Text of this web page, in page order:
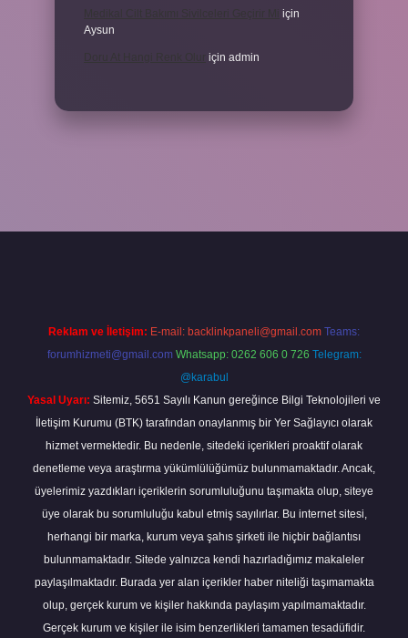
için
Aysun
için admin
Reklam ve İletişim: E-mail: backlinkpaneli@gmail.com Teams:
forumhizmeti@gmail.com Whatsapp: 0262 606 0 726 Telegram:
@karabul
Yasal Uyarı: Sitemiz, 5651 Sayılı Kanun gereğince Bilgi Teknolojileri ve
İletişim Kurumu (BTK) tarafından onaylanmış bir Yer Sağlayıcı olarak
hizmet vermektedir. Bu nedenle, sitedeki içerikleri proaktif olarak
denetleme veya araştırma yükümlülüğümüz bulunmamaktadır. Ancak,
üyelerimiz yazdıkları içeriklerin sorumluluğunu taşımakta olup, siteye
üye olarak bu sorumluluğu kabul etmiş sayılırlar. Bu internet sitesi,
herhangi bir marka, kurum veya şahıs şirketi ile hiçbir bağlantısı
bulunmamaktadır. Sitede yalnızca kendi hazırladığımız makaleler
paylaşılmaktadır. Burada yer alan içerikler haber niteliği taşımamakta
olup, gerçek kurum ve kişiler hakkında paylaşım yapılmamaktadır.
Gerçek kurum ve kişiler ile isim benzerlikleri tamamen tesadüfidir.